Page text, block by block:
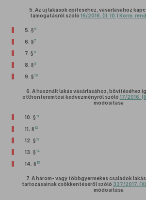
5. Az új lakások építéséhez, vásárlásához
támogatásról szóló 16/2016. (II. 10.) Korm.
5. § 6
6. §7
7. § 8
8. § 9
9. § 10
6. A használt lakás vásárlásához, bővítéséhez
otthonteremtési kedvezményről szóló 17/2016.
módosítása
10. § 11
11. § 12
12. § 13
13. § 14
14. § 15
7. A három- vagy többgyermekes családok
tartozásainak csökkentéséről szóló 337/2017.
módosítása